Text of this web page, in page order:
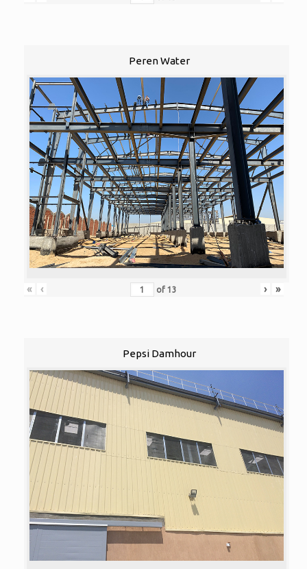
Peren Water
« ‹ of 13 › »
Pepsi Damhour